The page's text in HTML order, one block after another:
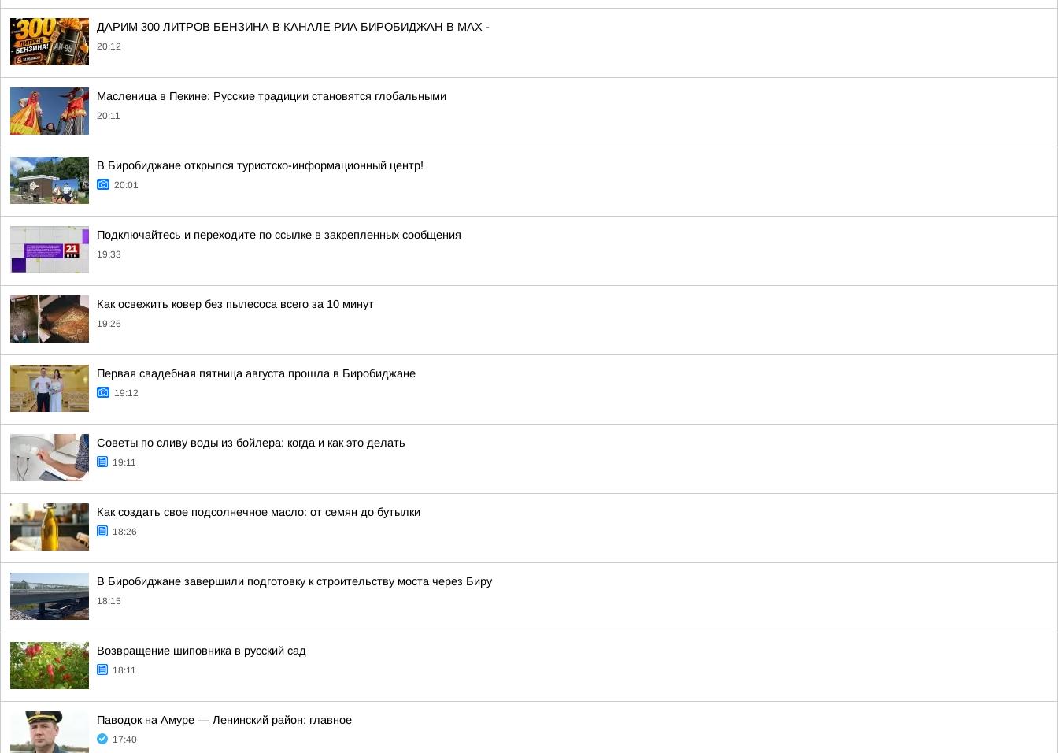
ДАРИМ 300 ЛИТРОВ БЕНЗИНА В КАНАЛЕ РИА БИРОБИДЖАН В МАХ -
20:12
Масленица в Пекине: Русские традиции становятся глобальными
20:11
В Биробиджане открылся туристско-информационный центр!
20:01
Подключайтесь и переходите по ссылке в закрепленных сообщения
19:33
Как освежить ковер без пылесоса всего за 10 минут
19:26
Первая свадебная пятница августа прошла в Биробиджане
19:12
Советы по сливу воды из бойлера: когда и как это делать
19:11
Как создать свое подсолнечное масло: от семян до бутылки
18:26
В Биробиджане завершили подготовку к строительству моста через Биру
18:15
Возвращение шиповника в русский сад
18:11
Паводок на Амуре — Ленинский район: главное
17:40